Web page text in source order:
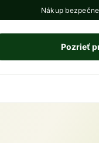
Nákup
Pozrieť